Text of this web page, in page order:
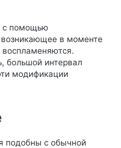
с помощью
возникающее в моменте
воспламеняются.
большой интервал
модификации
подобны с обычной